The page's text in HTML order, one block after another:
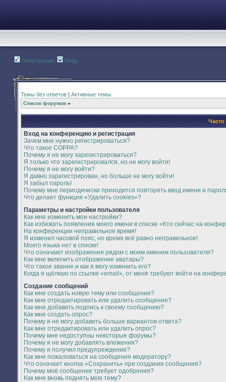
Регистрация Вход
Темы без ответов | Активные темы
Список форумов »
Вход на конференцию и регистрация
Зачем мне нужно регистрироваться?
Что такое COPPA?
Почему я не могу зарегистрироваться?
Я только что зарегистрировался, но не могу войти!
Почему я не могу войти?
Я давно зарегистрирован, но больше не могу войти!
Я забыл пароль!
Почему мне периодически приходится повторять ввод имени и
Что делает функция «Удалить cookies»?
Параметры и настройки пользователя
Как мне изменить мои настройки?
Как избежать появления моего имени в списке «Кто сейчас на
На конференции неправильное время!
Я изменил часовой пояс, но время всё равно неправильное!
Моего языка нет в списке!
Что означают изображения рядом с моим именем пользователя?
Как мне включить отображение аватары?
Что такое звание и как я могу изменить его?
Когда я щёлкаю по ссылке «email», от меня требуют войти на
Создание сообщений
Как мне создать новую тему или сообщение?
Как мне отредактировать или удалить сообщение?
Как мне добавить подпись к своему сообщению?
Как мне создать опрос?
Почему я не могу добавить больше вариантов ответа?
Как мне отредактировать или удалить опрос?
Почему мне недоступны некоторые форумы?
Почему я не могу добавлять вложения?
Почему я получил предупреждение?
Как мне пожаловаться на сообщения модератору?
Что означает кнопка «Сохранить» при создании сообщения?
Почему моё сообщение требует одобрения?
Как мне вновь поднять мою тему?